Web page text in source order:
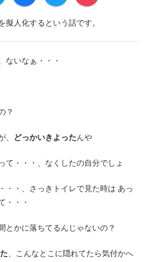
擬人化するという話です。
ないなぁ・・・
？
どっかいきよったんや
て・・・、なくしたの自分でしょ
・・、さっきトイレで見た時は あっ
・・・
とかに落ちてるんじゃないの？
、こんなとこに隠れてたら気付かへ